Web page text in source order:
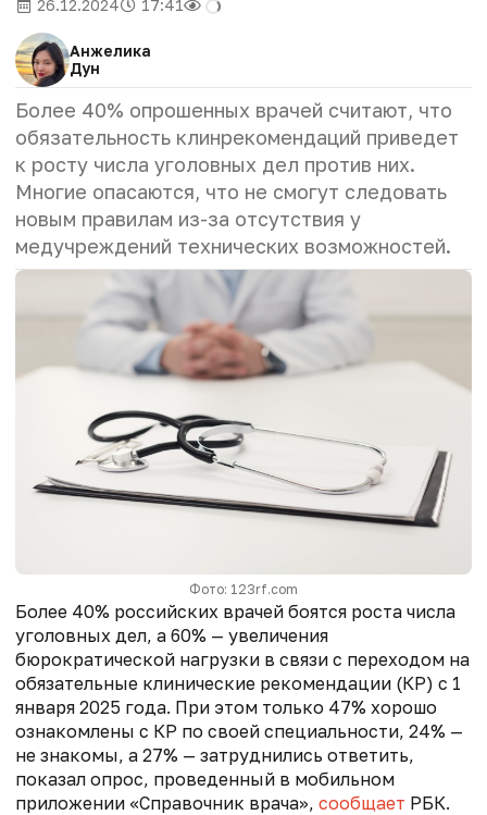
26.12.2024 17:41
Анжелика
Дун
Более 40% опрошенных врачей считают, что
обязательность клинрекомендаций приведет
к росту числа уголовных дел против них.
Многие опасаются, что не смогут следовать
новым правилам из-за отсутствия у
медучреждений технических возможностей.
Фото: 123rf.com
Более 40% российских врачей боятся роста числа
уголовных дел, а 60% — увеличения
бюрократической нагрузки в связи с переходом на
обязательные клинические рекомендации (КР) с 1
января 2025 года. При этом только 47% хорошо
ознакомлены с КР по своей специальности, 24% —
не знакомы, а 27% — затруднились ответить,
показал опрос, проведенный в мобильном
приложении «Справочник врача», сообщает РБК.